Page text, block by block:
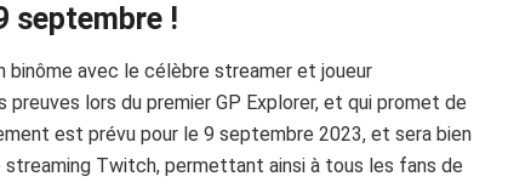
septembre !
binôme avec le célèbre streamer et joueur
lors du premier GP Explorer, et qui promet de
est prévu pour le 9 septembre 2023, et sera bien
Twitch, permettant ainsi à tous les fans de